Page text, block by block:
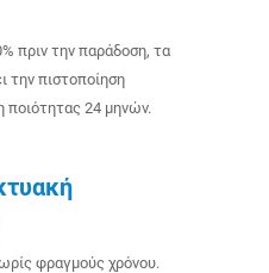
πριν την παράδοση, τα
την πιστοποίηση
ποιότητας 24 μηνών.
φραγμούς χρόνου.